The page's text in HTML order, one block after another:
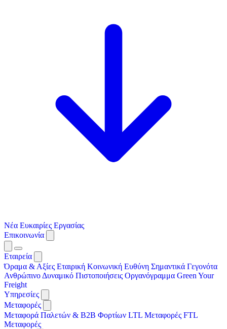
Νέα Ευκαιρίες Εργασίας
Επικοινωνία
Εταιρεία
Όραμα & Αξίες Εταιρική Κοινωνική Ευθύνη Σημαντικά Γεγονότα
Ανθρώπινο Δυναμικό Πιστοποιήσεις Οργανόγραμμα Green Your
Freight
Υπηρεσίες
Μεταφορές
Μεταφορά Παλετών & B2B Φορτίων LTL Μεταφορές FTL
Μεταφορές